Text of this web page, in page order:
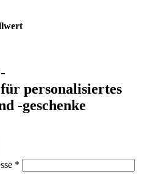
personalisiertes
-geschenke
*